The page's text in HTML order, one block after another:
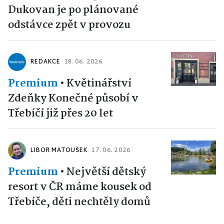
Dukovan je po plánované
odstávce zpět v provozu
REDAKCE 18. 06. 2026
Premium • Květinářství
Zdeňky Konečné působí v
Třebíčí již přes 20 let
LIBOR MATOUŠEK 17. 06. 2026
Premium • Největší dětský
resort v ČR máme kousek od
Třebíče, děti nechtěly domů